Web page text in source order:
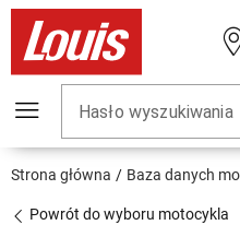
Hasło wyszukiwania
Strona główna Baza danych
Powrót do wyboru motocykla